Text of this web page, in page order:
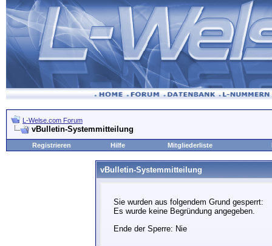
L-Welse.com Forum
vBulletin-Systemmitteilung
Registrieren Hilfe Mitgliederliste
vBulletin-Systemmitteilung
Sie wurden aus folgendem Grund gesperrt:
Es wurde keine Begründung angegeben.
Ende der Sperre: Nie